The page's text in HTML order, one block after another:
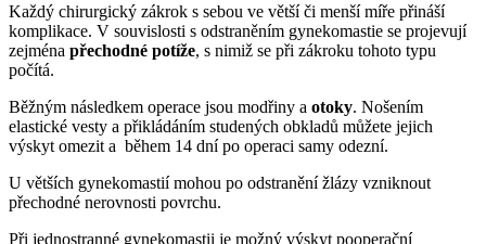
Každý chirurgický zákrok s sebou ve větší či menší míře přináší
komplikace. V souvislosti s odstraněním gynekomastie se projevují
zejména přechodné potíže, s nimiž se při zákroku tohoto typu
počítá.
Běžným následkem operace jsou modřiny a otoky. Nošením
elastické vesty a přikládáním studených obkladů můžete jejich
výskyt omezit a během 14 dní po operaci samy odezní.
U větších gynekomastií mohou po odstranění žlázy vzniknout
přechodné nerovnosti povrchu.
Při jednostranné gynekomastii je možný výskyt pooperační